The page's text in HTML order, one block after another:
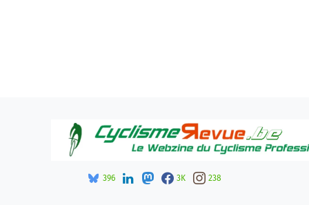
396 3K 238